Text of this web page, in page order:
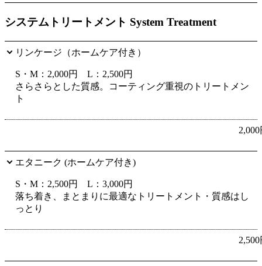
システムトリートメント System Treatment
リンケージ（ホームケア付き）
S・M：2,000円 L：2,500円
さらさらとした質感。コーティング重視のトリートメン
ト
エタニーク (ホームケア付き)
S・M：2,500円 L：3,000円
落ち着き、まとまりに最適なトリートメント・質感はし
っとり